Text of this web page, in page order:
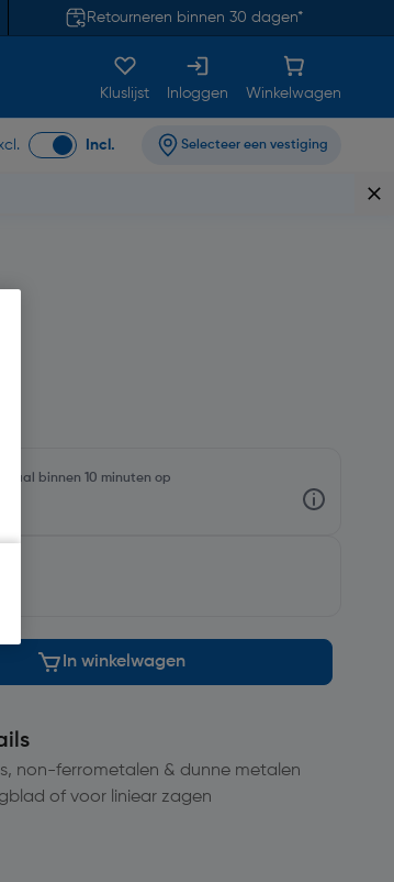
Retourneren binnen 30 dagen*
Kluslijst Inloggen Winkelwagen
Incl. Selecteer een vestiging
haal binnen 10 minuten op
In winkelwagen
non-ferrometalen & dunne metalen
of voor liniear zagen